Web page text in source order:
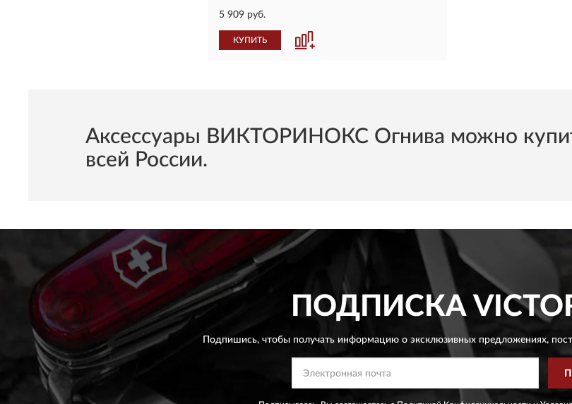
5 909 руб.
КУПИТЬ
Aксессуары ВИКТОРИНОКС Огнива можно
всей России.
ПОДПИСКА
Подпишись, чтобы получать информацию о эксклюзивных предложениях,